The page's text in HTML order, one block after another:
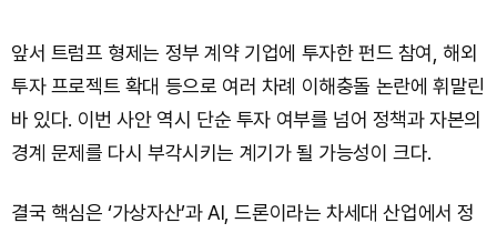
앞서 트럼프 형제는 정부 계약 기업에 투자한 펀드 참여, 해외
투자 프로젝트 확대 등으로 여러 차례 이해충돌 논란에 휘말린
바 있다. 이번 사안 역시 단순 투자 여부를 넘어 정책과 자본의
경계 문제를 다시 부각시키는 계기가 될 가능성이 크다.
결국 핵심은 ‘가상자산’과 AI, 드론이라는 차세대 산업에서 정